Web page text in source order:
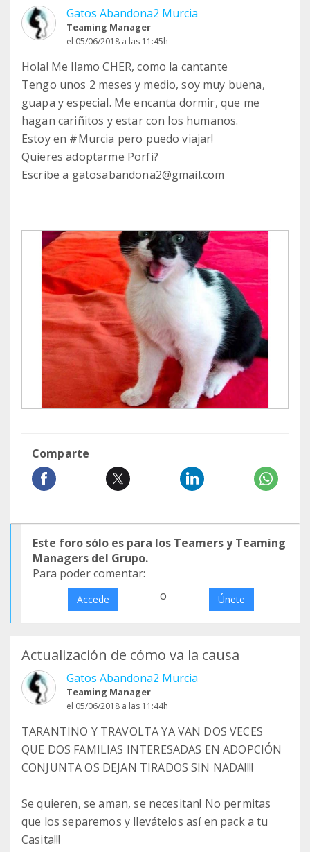
Gatos Abandona2 Murcia
Teaming Manager
el 05/06/2018 a las 11:45h
Hola! Me llamo CHER, como la cantante
Tengo unos 2 meses y medio, soy muy buena,
guapa y especial. Me encanta dormir, que me
hagan cariñitos y estar con los humanos.
Estoy en #Murcia pero puedo viajar!
Quieres adoptarme Porfi?
Escribe a gatosabandona2@gmail.com
Comparte
Este foro sólo es para los Teamers y Teaming
Managers del Grupo.
Para poder comentar:
Accede o Únete
Actualización de cómo va la causa
Gatos Abandona2 Murcia
Teaming Manager
el 05/06/2018 a las 11:44h
TARANTINO Y TRAVOLTA YA VAN DOS VECES
QUE DOS FAMILIAS INTERESADAS EN ADOPCIÓN
CONJUNTA OS DEJAN TIRADOS SIN NADA!!!!
Se quieren, se aman, se necesitan! No permitas
que los separemos y llevátelos así en pack a tu
Casita!!!